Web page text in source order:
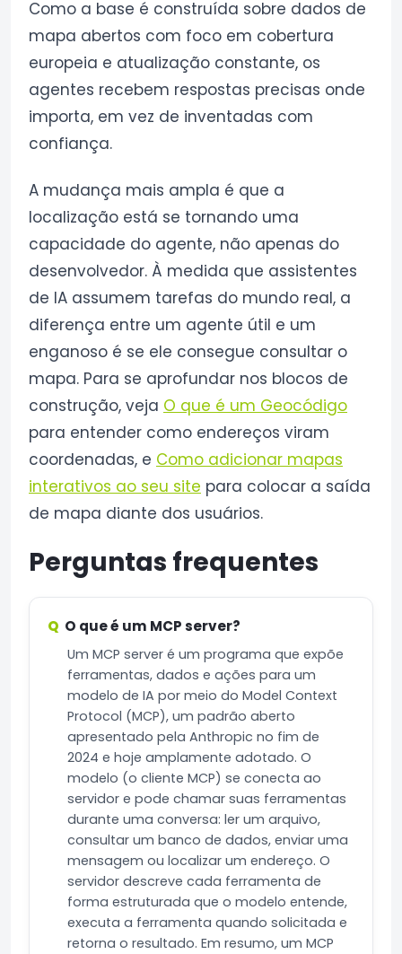
Como a base é construída sobre dados de
mapa abertos com foco em cobertura
europeia e atualização constante, os
agentes recebem respostas precisas onde
importa, em vez de inventadas com
confiança.
A mudança mais ampla é que a
localização está se tornando uma
capacidade do agente, não apenas do
desenvolvedor. À medida que assistentes
de IA assumem tarefas do mundo real, a
diferença entre um agente útil e um
enganoso é se ele consegue consultar o
mapa. Para se aprofundar nos blocos de
construção, veja O que é um Geocódigo
para entender como endereços viram
coordenadas, e Como adicionar mapas
interativos ao seu site para colocar a saída
de mapa diante dos usuários.
Perguntas frequentes
O que é um MCP server?
Um MCP server é um programa que expõe
ferramentas, dados e ações para um
modelo de IA por meio do Model Context
Protocol (MCP), um padrão aberto
apresentado pela Anthropic no fim de
2024 e hoje amplamente adotado. O
modelo (o cliente MCP) se conecta ao
servidor e pode chamar suas ferramentas
durante uma conversa: ler um arquivo,
consultar um banco de dados, enviar uma
mensagem ou localizar um endereço. O
servidor descreve cada ferramenta de
forma estruturada que o modelo entende,
executa a ferramenta quando solicitada e
retorna o resultado. Em resumo, um MCP